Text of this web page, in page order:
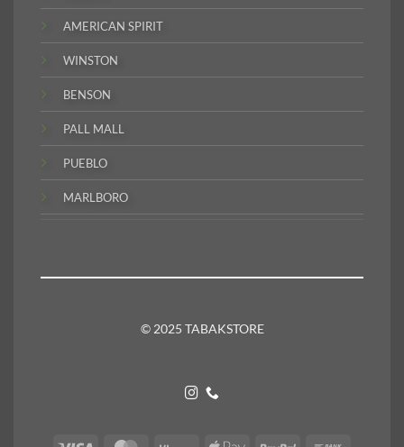
AMERICAN SPIRIT
WINSTON
BENSON
PALL MALL
PUEBLO
MARLBORO
© 2025 TABAKSTORE